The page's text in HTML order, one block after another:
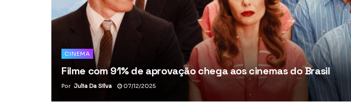
CINEMA
Filme com 91% de aprovação chega aos cinemas do Brasil
Por Julia Da Silva 07/12/2025